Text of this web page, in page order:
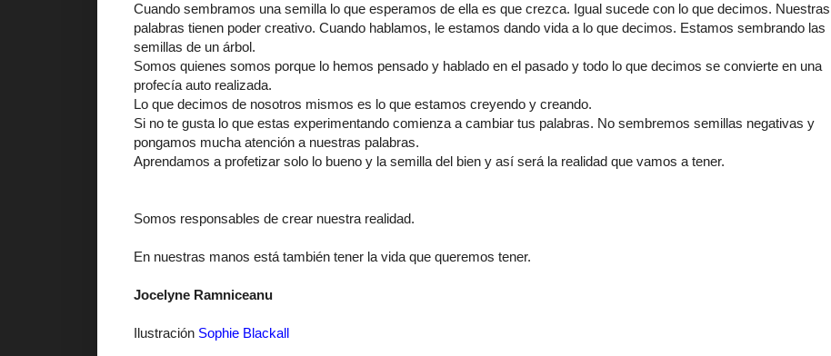
Cuando sembramos una semilla lo que esperamos de ella es que crezca. Igual sucede con lo que decimos. Nuestras
palabras tienen poder creativo. Cuando hablamos, le estamos dando vida a lo que decimos. Estamos sembrando las
semillas de un árbol.
Somos quienes somos porque lo hemos pensado y hablado en el pasado y todo lo que decimos se convierte en una
profecía auto realizada.
Lo que decimos de nosotros mismos es lo que estamos creyendo y creando.
Si no te gusta lo que estas experimentando comienza a cambiar tus palabras. No sembremos semillas negativas y
pongamos mucha atención a nuestras palabras.
Aprendamos a profetizar solo lo bueno y la semilla del bien y así será la realidad que vamos a tener.
Somos responsables de crear nuestra realidad.
En nuestras manos está también tener la vida que queremos tener.
Jocelyne Ramniceanu
Ilustración Sophie Blackall